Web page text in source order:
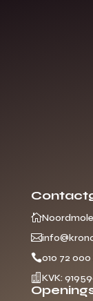


010 72 000
 KVK: